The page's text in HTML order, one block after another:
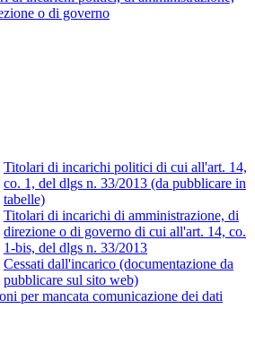
o di governo
Titolari di incarichi politici di cui all'art. 14,
co. 1, del dlgs n. 33/2013 (da pubblicare in
tabelle)
Titolari di incarichi di amministrazione, di
direzione o di governo di cui all'art. 14, co.
1-bis, del dlgs n. 33/2013
Cessati dall'incarico (documentazione da
pubblicare sul sito web)
per mancata comunicazione dei dati